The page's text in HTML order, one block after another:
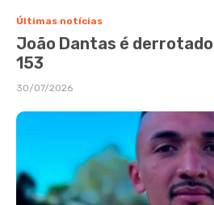
Últimas notícias
João Dantas é
153
30/07/2026